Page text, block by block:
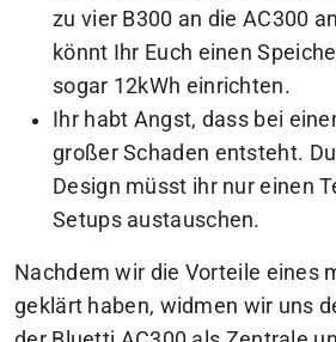
zu vier B300 an die AC300
könnt Ihr Euch einen
sogar 12kWh einrichten.
Ihr habt Angst, dass bei
großer Schaden entsteht.
Design müsst ihr nur einen
Setups austauschen.
Nachdem wir die Vorteile eines
geklärt haben, widmen wir uns